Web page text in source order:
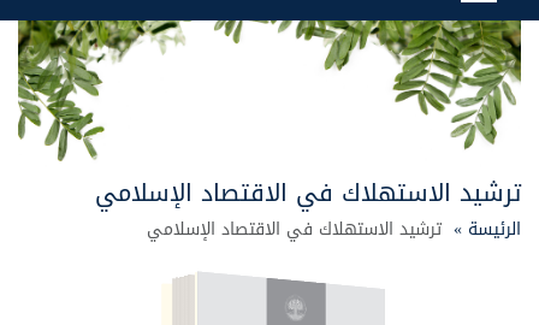
ترشيد الاستهلاك في الاقتصاد الإسلامي
الرئيسة » ترشيد الاستهلاك في الاقتصاد الإسلامي